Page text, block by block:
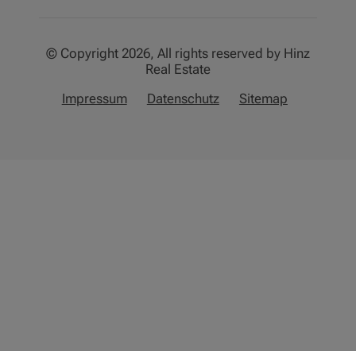
© Copyright 2026, All rights reserved by Hinz
Real Estate
Impressum
Datenschutz Sitemap